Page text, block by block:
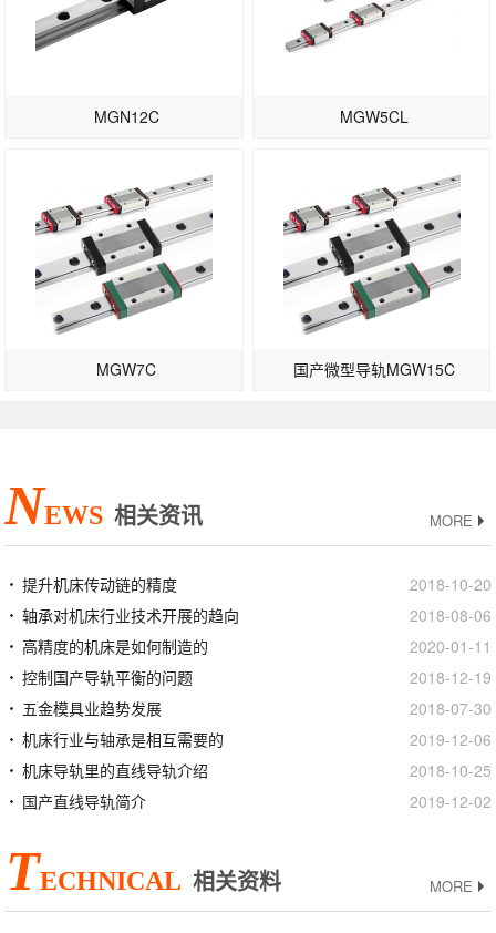
MGN12C MGW5CL
MGW7C 国产微型导轨MGW15C
NEWS 相关资讯 MORE
提升机床传动链的精度
2018-10-20
轴承对机床行业技术开展的趋向
2018-08-06
高精度的机床是如何制造的
2020-01-11
控制国产导轨平衡的问题
2018-12-19
五金模具业趋势发展
2018-07-30
机床行业与轴承是相互需要的
2019-12-06
机床导轨里的直线导轨介绍
2018-10-25
国产直线导轨简介
2019-12-02
TECHNICAL 相关资料 MORE